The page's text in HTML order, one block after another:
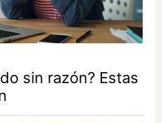
sin razón? Estas